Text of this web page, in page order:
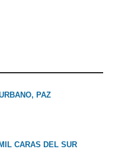
PAZ
CARAS DEL SUR